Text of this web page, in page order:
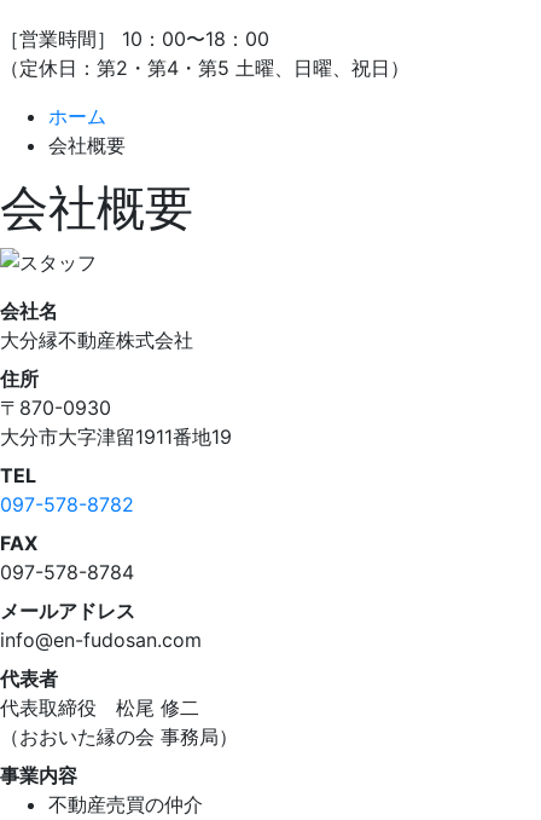
［営業時間］ 10：00〜18：00
（定休日：第2・第4・第5 土曜、日曜、祝日）
ホーム
会社概要
会社概要
会社名
大分縁不動産株式会社
住所
〒870-0930
大分市大字津留1911番地19
TEL
097-578-8782
FAX
097-578-8784
メールアドレス
info@en-fudosan.com
代表者
代表取締役 松尾 修二
（おおいた縁の会 事務局）
事業内容
不動産売買の仲介